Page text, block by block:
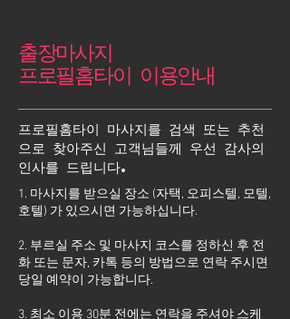
출장마사지
프로필홈타이 이용안내
프로필홈타이 마사지를 검색 또는 추천
으로 찾아주신 고객님들께 우선 감사의
인사를 드립니다.
1. 마사지를 받으실 장소 (자택, 오피스텔, 모텔,
호텔) 가 있으시면 가능하십니다.
2. 부르실 주소 및 마사지 코스를 정하신 후 전
화 또는 문자, 카톡 등의 방법으로 연락 주시면
당일 예약이 가능합니다.
3. 최소 이용 30분 전에는 연락을 주셔야 스케